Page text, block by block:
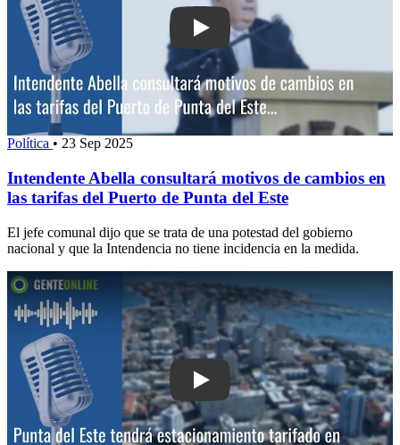
Play: Intendente Abella consultará
Política • 23 Sep 2025
Intendente Abella consultará motivos de cambios en
las tarifas del Puerto de Punta del Este
El jefe comunal dijo que se trata de una potestad del gobierno
nacional y que la Intendencia no tiene incidencia en la medida.
Play: Punta del Este tendrá